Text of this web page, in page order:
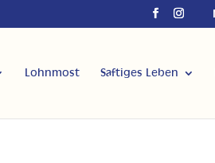
Lohnmost Saftiges Leben